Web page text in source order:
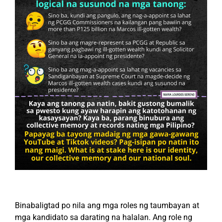
Binabaligtad po nila ang mga roles ng taumbayan at
mga kandidato sa darating na halalan. Ang role ng